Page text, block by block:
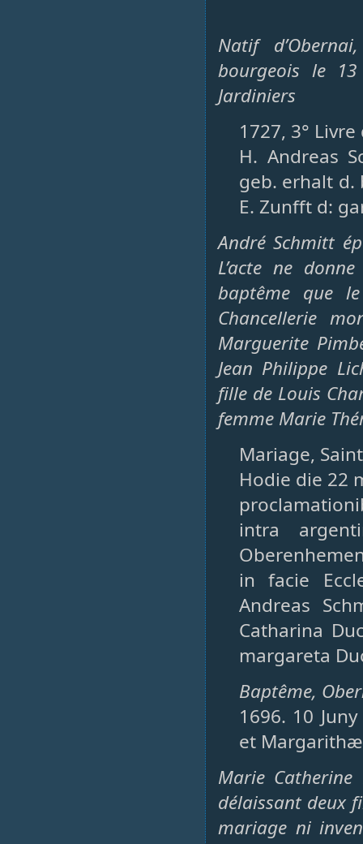
Natif
bourgeois le
Jardiniers
1727, 3°
H. Andreas
geb. erhalt d.
E. Zunfft d:
André Schmitt
L’acte ne
baptême que
Chancellerie
Marguerite
Jean Philippe
fille de Louis
femme Marie
Mariage,
Hodie die 22
intra
in facie
Andreas
Catharina
margareta
Baptême,
1696. 10
et
Marie
délaissant deux
mariage ni